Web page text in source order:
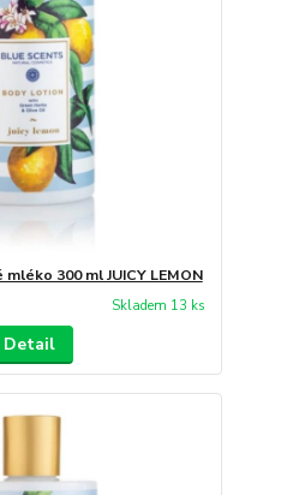
300 ml JUICY LEMON
Skladem 13 ks
Detail